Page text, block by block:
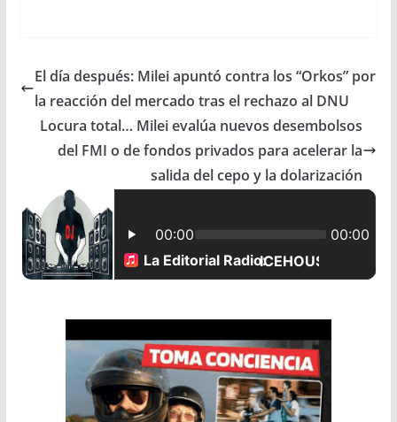
e
o
k
t
s
A
p
i
l
r
El día después: Milei apuntó contra los “Orkos” por
la reacción del mercado tras el rechazo al DNU
Locura total… Milei evalúa nuevos desembolsos
del FMI o de fondos privados para acelerar la
salida del cepo y la dolarización